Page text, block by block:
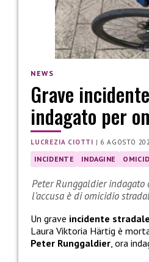
NEWS
Grave
indagato per
LUCREZIA CIOTTI | 6 AGOSTO
INCIDENTE INDAGINE
Peter Runggaldier indagato
l’accusa è di omicidio
Un grave incidente stradale
Laura Viktoria Härtig è
Peter Runggaldier , ora